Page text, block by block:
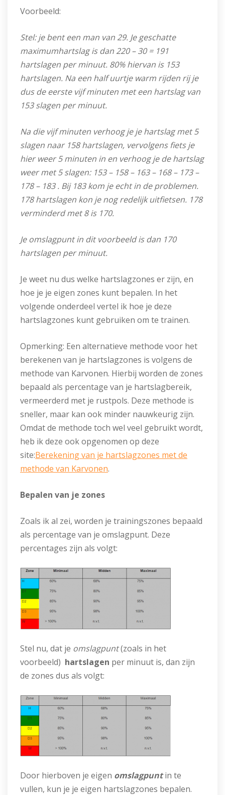
Voorbeeld:
Stel: je bent een man van 29. Je geschatte
maximumhartslag is dan 220 – 30 = 191
hartslagen per minuut. 80% hiervan is 153
hartslagen. Na een half uurtje warm rijden rij je
dus de eerste vijf minuten met een hartslag van
153 slagen per minuut.
Na die vijf minuten verhoog je je hartslag met 5
slagen naar 158 hartslagen, vervolgens fiets je
hier weer 5 minuten in en verhoog je de hartslag
weer met 5 slagen: 153 – 158 – 163 – 168 – 173 –
178 – 183 . Bij 183 kom je echt in de problemen.
178 hartslagen kon je nog redelijk uitfietsen. 178
verminderd met 8 is 170.
Je omslagpunt in dit voorbeeld is dan 170
hartslagen per minuut.
Je weet nu dus welke hartslagzones er zijn, en
hoe je je eigen zones kunt bepalen. In het
volgende onderdeel vertel ik hoe je deze
hartslagzones kunt gebruiken om te trainen.
Opmerking: Een alternatieve methode voor het
berekenen van je hartslagzones is volgens de
methode van Karvonen. Hierbij worden de zones
bepaald als percentage van je hartslagbereik,
vermeerderd met je rustpols. Deze methode is
sneller, maar kan ook minder nauwkeurig zijn.
Omdat de methode toch wel veel gebruikt wordt,
heb ik deze ook opgenomen op deze
site:Berekening van je hartslagzones met de
methode van Karvonen.
Bepalen van je zones
Zoals ik al zei, worden je trainingszones bepaald
als percentage van je omslagpunt. Deze
percentages zijn als volgt:
Stel nu, dat je omslagpunt(zoals in het
voorbeeld) hartslagen per minuut is, dan zijn
de zones dus als volgt:
Door hierboven je eigen omslagpuntin te
vullen, kun je je eigen hartslagzones bepalen.